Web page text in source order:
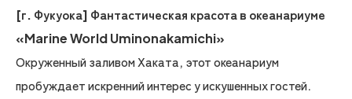
[г. Фукуока] Фантастическая красота в океанариуме
«Marine World Uminonakamichi»
Окруженный заливом Хаката, этот океанариум
пробуждает искренний интерес у искушенных гостей.